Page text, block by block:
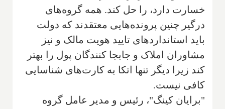
خسارت دارد، را حل کند. همه گروه‌های
درگیر چنین پرونده‌هایی معتقدند که دولت
باید استانداردهای تایید هویت مالک و نیز
مشاوران املاک و جابجا کنندگان پول را بهتر
کند زیرا دیگر تنها اتکا به کارت‌های شناسایی‌
کافی نیست.
"برایان کینگ"، رئیس و مدیر عامل گروه